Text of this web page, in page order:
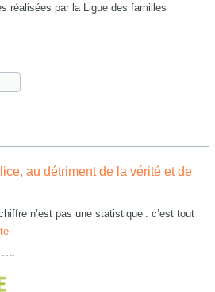
réalisées par la Ligue des familles
au détriment de la vérité et de
n’est pas une statistique : c’est tout